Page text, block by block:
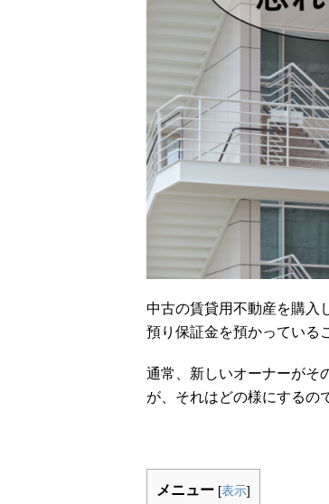
中古の賃貸用不動産を購入
預り保証金を預かっている
通常、新しいオーナーがそ
が、それはどの様にするの
メニュー [表示]